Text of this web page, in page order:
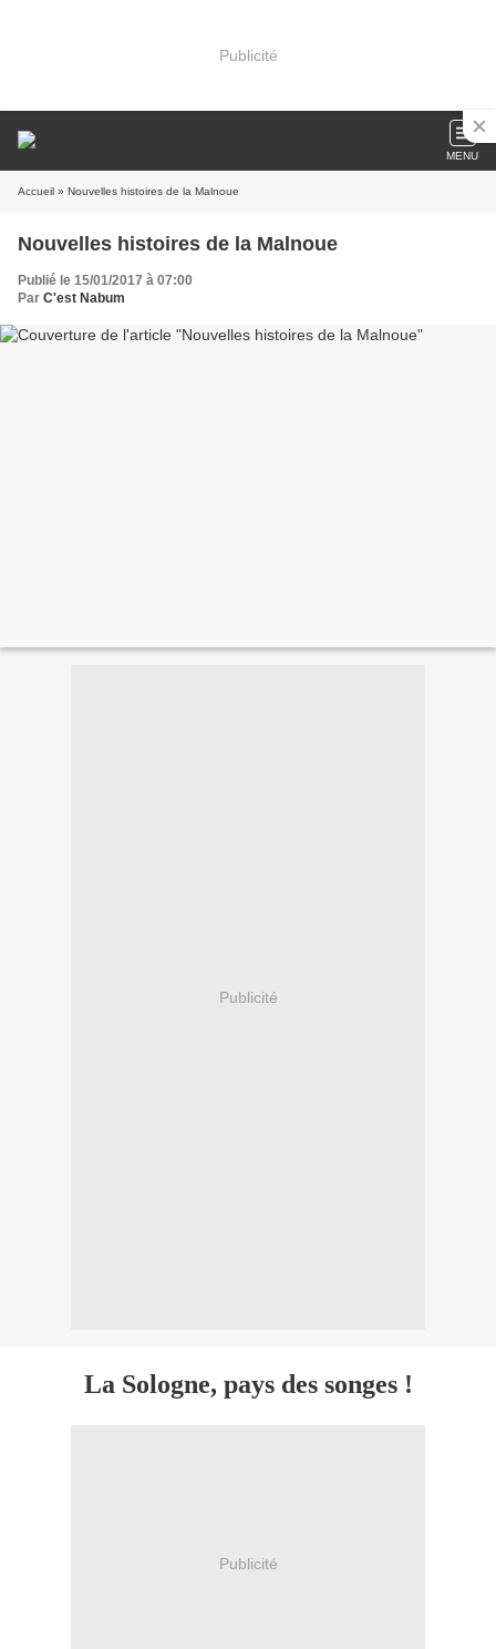
Publicité
MENU
Accueil » Nouvelles histoires de la Malnoue
Nouvelles histoires de la Malnoue
Publié le 15/01/2017 à 07:00
Par C'est Nabum
Publicité
La Sologne, pays des songes !
Publicité